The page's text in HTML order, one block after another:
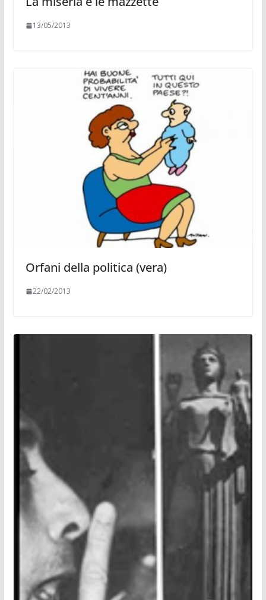
13/05/2013
Orfani della politica (vera)
22/02/2013